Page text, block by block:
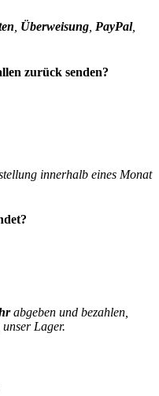
Überweisung PayPal,
zurück senden?
innerhalb eines Monat
abgeben und bezahlen,
Lager.